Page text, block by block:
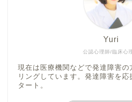
公認心理師/臨床心
Yuri
現在は医療機関などで発達障害の
リングしています。発達障害を
タート。